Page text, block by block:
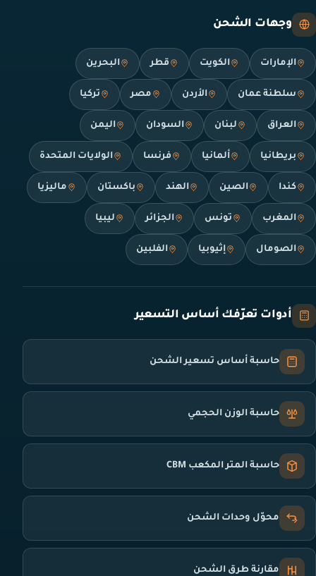
وجهات الشحن
الإمارات الكويت قطر البحرين
سلطنة عمان الأردن مصر تركيا
العراق لبنان السودان اليمن
بريطانيا ألمانيا فرنسا الولايات المتحدة
كندا الصين الهند باكستان ماليزيا
المغرب تونس الجزائر ليبيا
الصومال إثيوبيا الفلبين
أدوات تعرّفك أساس التسعير
حاسبة أساس تسعير الشحن
حاسبة الوزن الحجمي
حاسبة المتر المكعب CBM
محوّل وحدات الشحن
مقارنة طرق الشحن